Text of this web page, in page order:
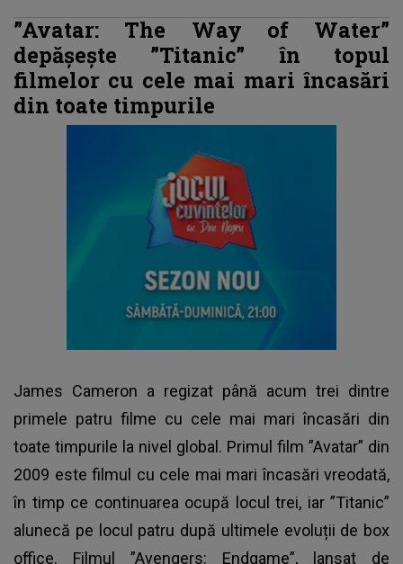
”Avatar: The Way of Water”
depășește ”Titanic” în topul
filmelor cu cele mai mari încasări
din toate timpurile
James Cameron a regizat până acum trei dintre
primele patru filme cu cele mai mari încasări din
toate timpurile la nivel global. Primul film ”Avatar” din
2009 este filmul cu cele mai mari încasări vreodată,
în timp ce continuarea ocupă locul trei, iar ”Titanic”
alunecă pe locul patru după ultimele evoluții de box
office. Filmul ”Avengers: Endgame”, lansat de